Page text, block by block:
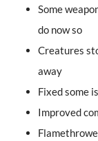
Some
do now so
Creatures
away
Fixed some
Improved